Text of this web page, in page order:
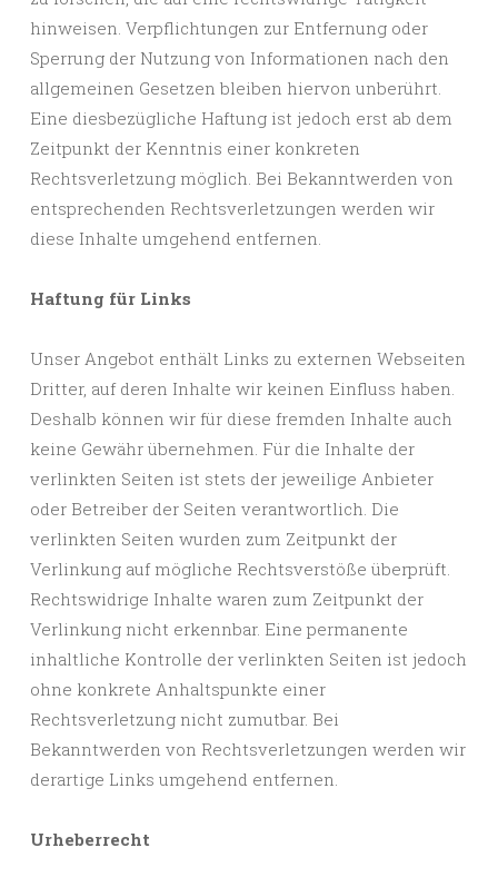
hinweisen. Verpflichtungen zur Entfernung oder
Sperrung der Nutzung von Informationen nach den
allgemeinen Gesetzen bleiben hiervon unberührt.
Eine diesbezügliche Haftung ist jedoch erst ab dem
Zeitpunkt der Kenntnis einer konkreten
Rechtsverletzung möglich. Bei Bekanntwerden von
entsprechenden Rechtsverletzungen werden wir
diese Inhalte umgehend entfernen.
Haftung für Links
Unser Angebot enthält Links zu externen Webseiten
Dritter, auf deren Inhalte wir keinen Einfluss haben.
Deshalb können wir für diese fremden Inhalte auch
keine Gewähr übernehmen. Für die Inhalte der
verlinkten Seiten ist stets der jeweilige Anbieter
oder Betreiber der Seiten verantwortlich. Die
verlinkten Seiten wurden zum Zeitpunkt der
Verlinkung auf mögliche Rechtsverstöße überprüft.
Rechtswidrige Inhalte waren zum Zeitpunkt der
Verlinkung nicht erkennbar. Eine permanente
inhaltliche Kontrolle der verlinkten Seiten ist jedoch
ohne konkrete Anhaltspunkte einer
Rechtsverletzung nicht zumutbar. Bei
Bekanntwerden von Rechtsverletzungen werden wir
derartige Links umgehend entfernen.
Urheberrecht